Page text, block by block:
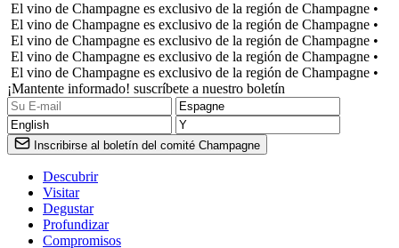
El vino de Champagne es exclusivo de la región de Champagne •
El vino de Champagne es exclusivo de la región de Champagne •
El vino de Champagne es exclusivo de la región de Champagne •
El vino de Champagne es exclusivo de la región de Champagne •
El vino de Champagne es exclusivo de la región de Champagne •
¡Mantente informado! suscríbete a nuestro boletín
Inscribirse al boletín del comité Champagne
Descubrir
Visitar
Degustar
Profundizar
Compromisos